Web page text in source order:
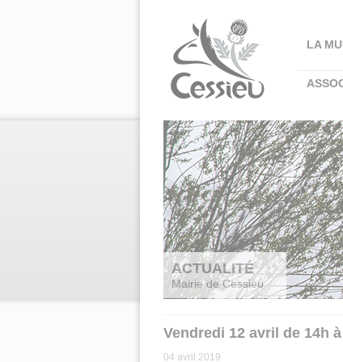
LA
ACTUALITÉ
Mairie de Cessieu
Vendredi 12 avril de 14h
04 avril 2019